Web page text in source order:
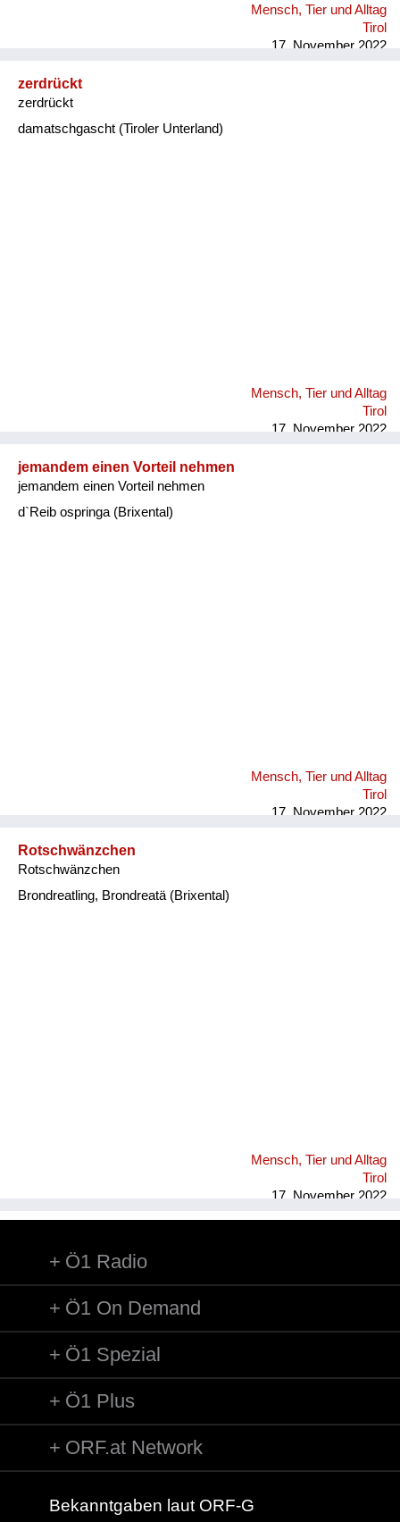
Mensch, Tier und Alltag
Tirol
17. November 2022
zerdrückt
zerdrückt
damatschgascht (Tiroler Unterland)
Mensch, Tier und Alltag
Tirol
17. November 2022
jemandem einen Vorteil nehmen
jemandem einen Vorteil nehmen
d`Reib ospringa (Brixental)
Mensch, Tier und Alltag
Tirol
17. November 2022
Rotschwänzchen
Rotschwänzchen
Brondreatling, Brondreatä (Brixental)
Mensch, Tier und Alltag
Tirol
17. November 2022
Ö1 Radio
Ö1 On Demand
Ö1 Spezial
Ö1 Plus
ORF.at Network
Bekanntgaben laut ORF-G